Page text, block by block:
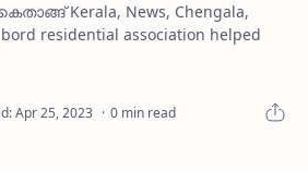
Kerala, News, Chengala,
residential association helped
0 min read